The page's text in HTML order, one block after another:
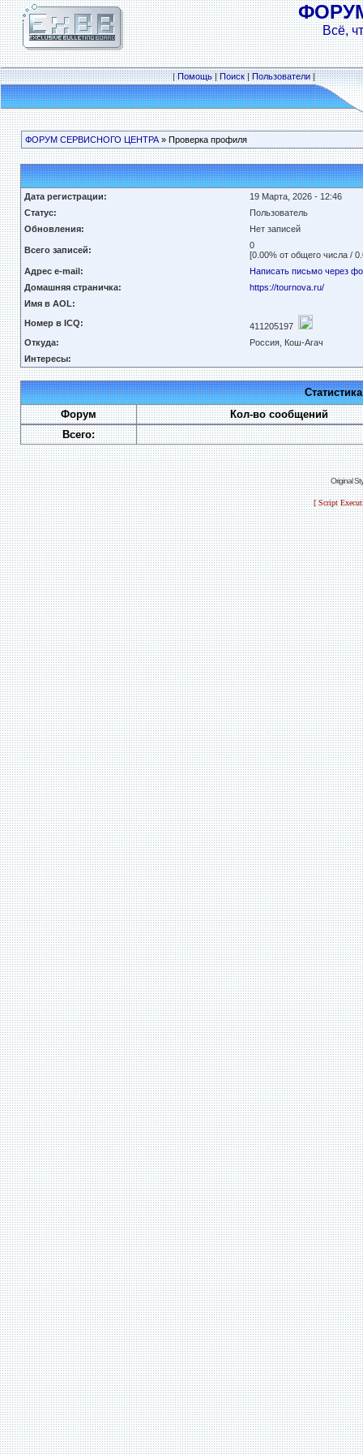
Всё,
|Помощь|Поиск|Пользователи|
ФОРУМ СЕРВИСНОГО ЦЕНТРА» Проверка профиля
Дата регистрации:
19 Марта, 2026 - 12:46
Статус:
Пользователь
Обновления:
Нет записей
Всего записей:
0
[0.00% от общего числа /
Адрес e-mail:
Написать письмо через
Домашняя страничка:
https://tournova.ru/
Имя в AOL:
Номер в ICQ:
411205197
Откуда:
Россия, Кош-Агач
Интересы:
Форум
Кол-во сообщений
Всего:
Original
[ Script